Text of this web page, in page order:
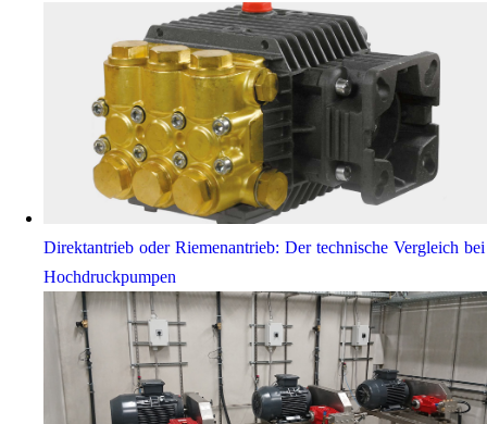
Direktantrieb oder Riemenantrieb: Der technische Vergleich bei
Hochdruckpumpen